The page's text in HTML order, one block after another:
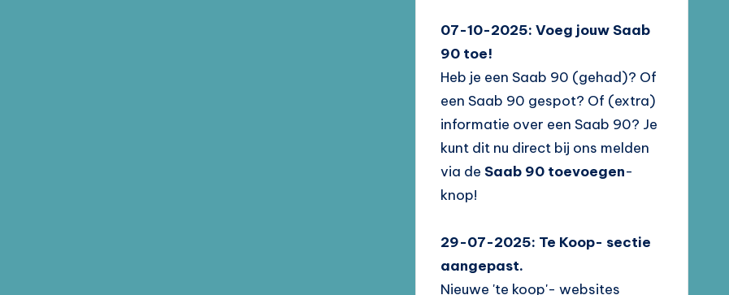
07-10-2025: Voeg jouw Saab
90 toe!
Heb je een Saab 90 (gehad)? Of
een Saab 90 gespot? Of (extra)
informatie over een Saab 90? Je
kunt dit nu direct bij ons melden
via deSaab 90 toevoegen-
knop!
29-07-2025: Te Koop- sectie
aangepast.
Nieuwe 'te koop'- websites